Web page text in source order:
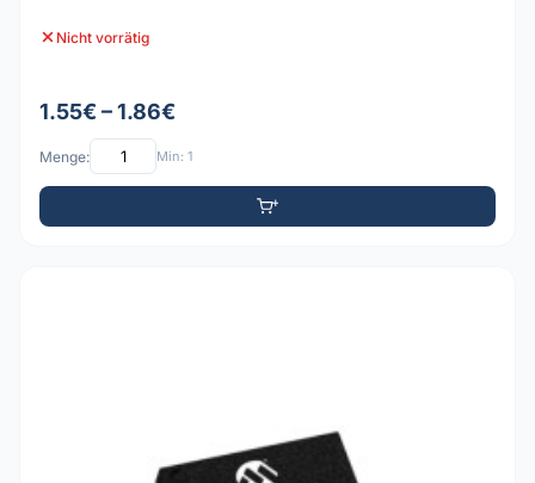
Nicht vorrätig
1.55€ – 1.86€
Menge: Min: 1